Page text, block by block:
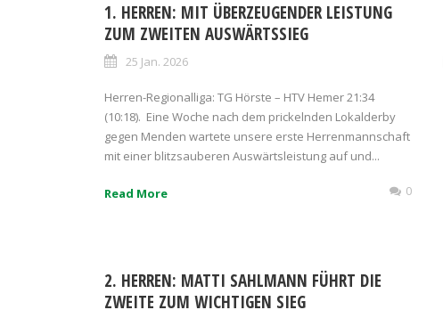
1. HERREN: MIT ÜBERZEUGENDER LEISTUNG
ZUM ZWEITEN AUSWÄRTSSIEG
25 Jan. 2026
Herren-Regionalliga: TG Hörste – HTV Hemer 21:34
(10:18). Eine Woche nach dem prickelnden Lokalderby
gegen Menden wartete unsere erste Herrenmannschaft
mit einer blitzsauberen Auswärtsleistung auf und...
Read More 0
2. HERREN: MATTI SAHLMANN FÜHRT DIE
ZWEITE ZUM WICHTIGEN SIEG